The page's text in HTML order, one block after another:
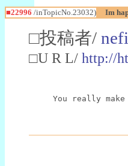
■22996 /inTopicNo.23032) Im
□投稿者/
□U R L/ http://
You really